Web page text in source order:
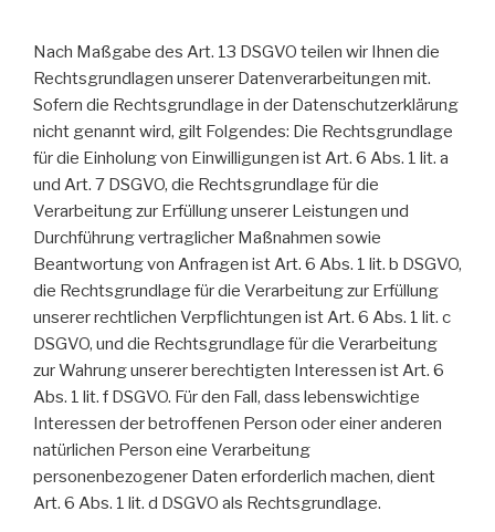
Nach Maßgabe des Art. 13 DSGVO teilen wir Ihnen die
Rechtsgrundlagen unserer Datenverarbeitungen mit.
Sofern die Rechtsgrundlage in der Datenschutzerklärung
nicht genannt wird, gilt Folgendes: Die Rechtsgrundlage
für die Einholung von Einwilligungen ist Art. 6 Abs. 1 lit. a
und Art. 7 DSGVO, die Rechtsgrundlage für die
Verarbeitung zur Erfüllung unserer Leistungen und
Durchführung vertraglicher Maßnahmen sowie
Beantwortung von Anfragen ist Art. 6 Abs. 1 lit. b DSGVO,
die Rechtsgrundlage für die Verarbeitung zur Erfüllung
unserer rechtlichen Verpflichtungen ist Art. 6 Abs. 1 lit. c
DSGVO, und die Rechtsgrundlage für die Verarbeitung
zur Wahrung unserer berechtigten Interessen ist Art. 6
Abs. 1 lit. f DSGVO. Für den Fall, dass lebenswichtige
Interessen der betroffenen Person oder einer anderen
natürlichen Person eine Verarbeitung
personenbezogener Daten erforderlich machen, dient
Art. 6 Abs. 1 lit. d DSGVO als Rechtsgrundlage.